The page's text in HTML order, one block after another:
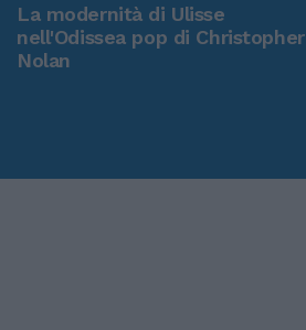
La modernità di Ulisse
nell'Odissea pop di Christopher
Nolan